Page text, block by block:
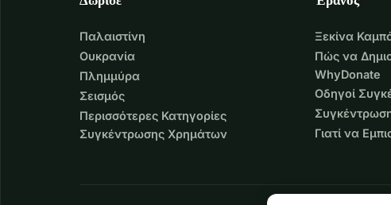
Παλαιστίνη
Ουκρανία
Πλημμύρα
Σεισμός
Περισσότερες Κατηγορίες
Συγκέντρωσης Χρημάτων
Ξεκίνα
Πώς να
WhyDonate
Οδηγοί
Γιατί να